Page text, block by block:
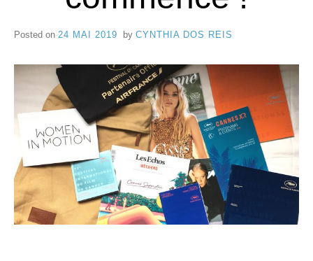
8
C
a
n
n
e
s
Posted on 24 MAI 2019 by CYNTHIA DOS REIS